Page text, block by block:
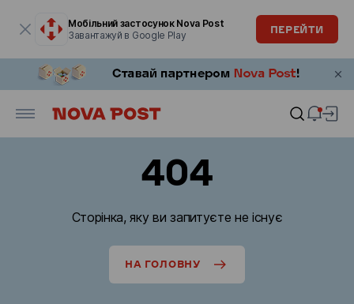
Мобільний застосунок Nova Post
Завантажуй в Google Play
ПЕРЕЙТИ
404
Сторінка, яку ви запитуєте не існує
НА ГОЛОВНУ